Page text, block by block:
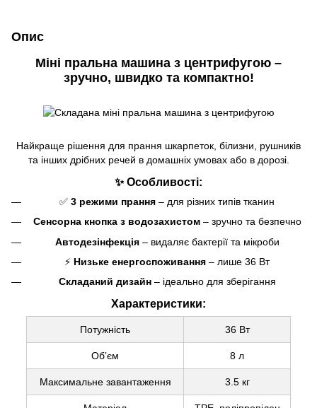
Опис
Міні пральна машина з центрифугою –
зручно, швидко та компактно!
Найкраще рішення для прання шкарпеток, білизни, рушників
та інших дрібних речей в домашніх умовах або в дорозі.
✨ Особливості:
✅ 3 режими прання – для різних типів тканин
Сенсорна кнопка з водозахистом– зручно та безпечно
Автодезінфекція– видаляє бактерії та мікроби
⚡ Низьке енергоспоживання – лише 36 Вт
Складаний дизайн– ідеально для зберігання
Характеристики:
Потужність 36 Вт
Обʼєм 8 л
Максимальне завантаження 3.5 кг